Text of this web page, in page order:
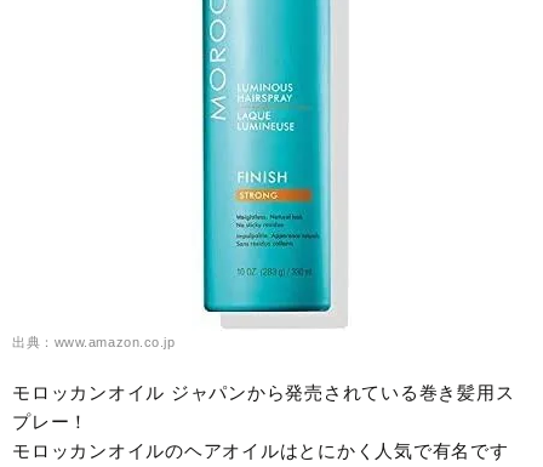
出典：www.amazon.co.jp
モロッカンオイル ジャパンから発売されている巻き髪用ス
プレー！
モロッカンオイルのヘアオイルはとにかく人気で有名です